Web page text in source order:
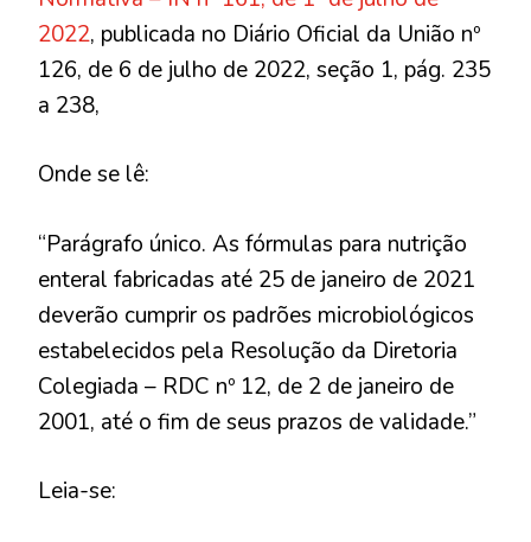
2022, publicada no Diário Oficial da União nº
126, de 6 de julho de 2022, seção 1, pág. 235
a 238,
Onde se lê:
“Parágrafo único. As fórmulas para nutrição
enteral fabricadas até 25 de janeiro de 2021
deverão cumprir os padrões microbiológicos
estabelecidos pela Resolução da Diretoria
Colegiada – RDC nº 12, de 2 de janeiro de
2001, até o fim de seus prazos de validade.”
Leia-se: